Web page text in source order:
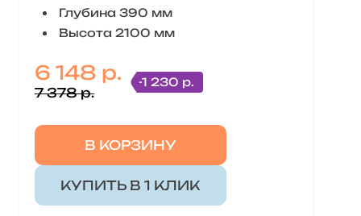
Глубина 390 мм
Высота 2100 мм
6 148 р.
7 378 р.
-1 230 р.
В КОРЗИНУ
КУПИТЬ В 1 КЛИК